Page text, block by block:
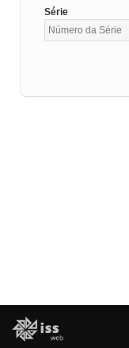
Série